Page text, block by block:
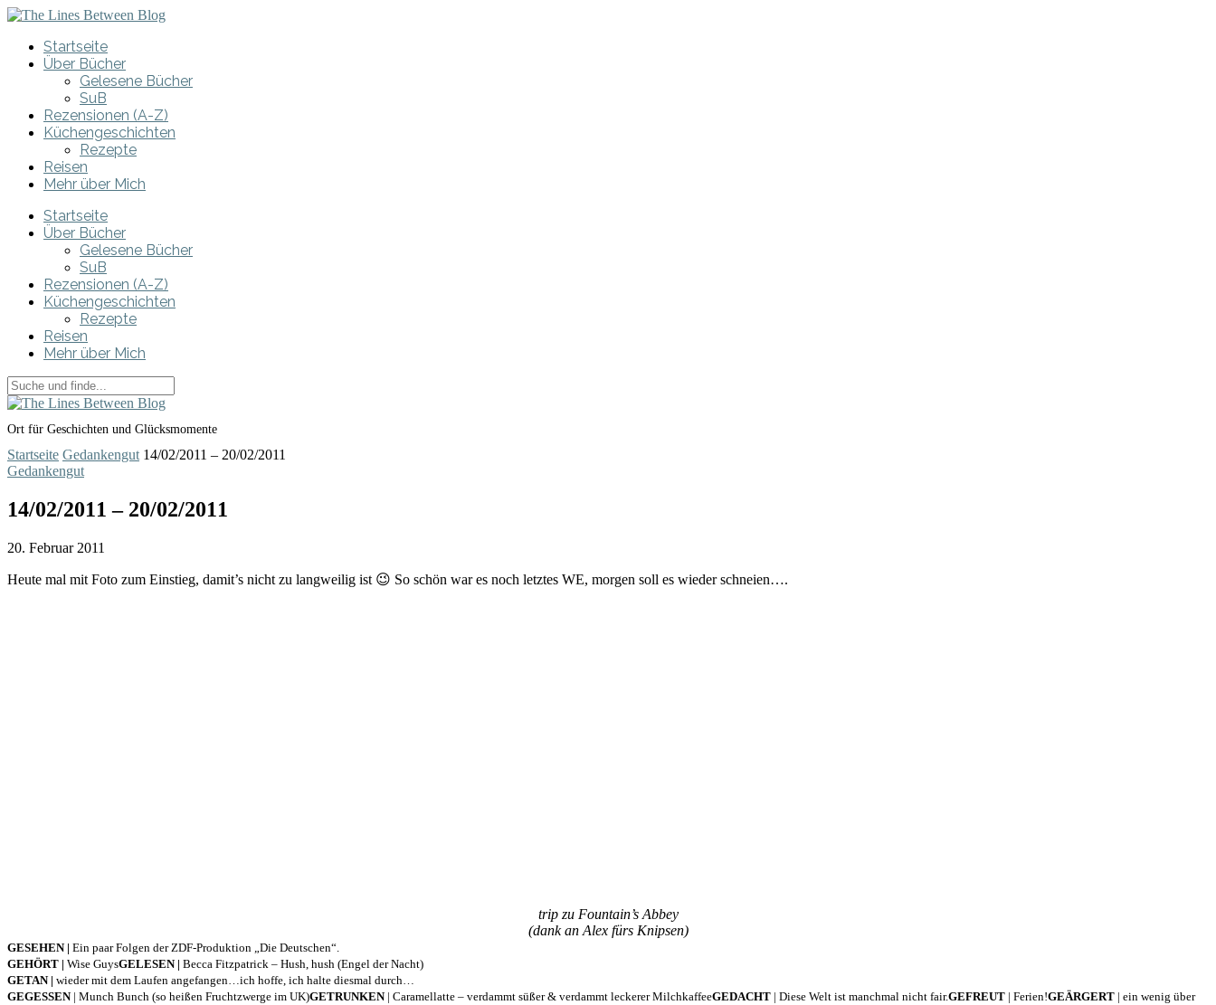
Startseite
Über Bücher
Gelesene Bücher
SuB
Rezensionen (A-Z)
Küchengeschichten
Rezepte
Reisen
Mehr über Mich
Startseite
Über Bücher
Gelesene Bücher
SuB
Rezensionen (A-Z)
Küchengeschichten
Rezepte
Reisen
Mehr über Mich
Ort für Geschichten und Glücksmomente
Startseite Gedankengut 14/02/2011 – 20/02/2011
Gedankengut
14/02/2011 – 20/02/2011
20. Februar 2011
Heute mal mit Foto zum Einstieg, damit’s nicht zu langweilig ist 😉 So schön war es noch letztes WE, morgen soll es wieder schneien….
trip zu Fountain’s Abbey
(dank an Alex fürs Knipsen)
GESEHEN| Ein paar Folgen der ZDF-Produktion „Die Deutschen“.
GEHÖRT | Wise GuysGELESEN| Becca Fitzpatrick – Hush, hush (Engel der Nacht)
GETAN| wieder mit dem Laufen angefangen…ich hoffe, ich halte diesmal durch…
GEGESSEN| Munch Bunch (so heißen Fruchtzwerge im UK)GETRUNKEN| Caramellatte – verdammt süßer & verdammt leckerer MilchkaffeeGEDACHT | Diese Welt ist manchmal nicht fair.GEFREUT | Ferien!GEÄRGERT | ein wenig über